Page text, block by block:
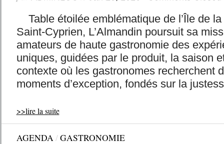
Table étoilée emblématique de l’Île de
Saint-Cyprien, L’Almandin poursuit sa
amateurs de haute gastronomie des
uniques, guidées par le produit, la saison
contexte où les gastronomes recherchent
moments d’exception, fondés sur la
>>lire la suite
AGENDA/GASTRONOMIE